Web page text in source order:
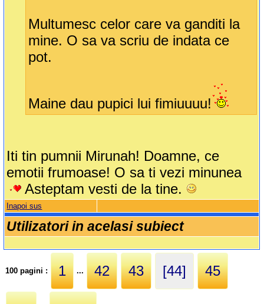
Multumesc celor care va ganditi la
mine. O sa va scriu de indata ce
pot.
Maine dau pupici lui fimiuuuu!
Iti tin pumnii Mirunah! Doamne, ce
emotii frumoase! O sa ti vezi minunea
Asteptam vesti de la tine.
Inapoi sus
Utilizatori in acelasi subiect
100 pagini : 1 ... 42 43 [44] 45